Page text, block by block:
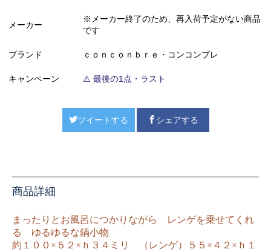
メーカー
※メーカー終了のため、再入荷予定がない商品
です
ブランド ｃｏｎｃｏｎｂｒｅ・コンコンブレ
キャンペーン ⚠️ 最後の1点・ラスト
ツイートする シェアする
商品詳細
まったりとお風呂につかりながら レンゲを乗せてくれ
る ゆるゆるな鍋小物
約１００×５２×ｈ３４ミリ （レンゲ）５５×４２×ｈ１